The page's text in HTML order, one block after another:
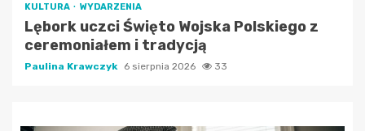
KULTURA WYDARZENIA
Lębork uczci Święto Wojska Polskiego z
ceremoniałem i tradycją
Paulina Krawczyk 6 sierpnia 2026 33